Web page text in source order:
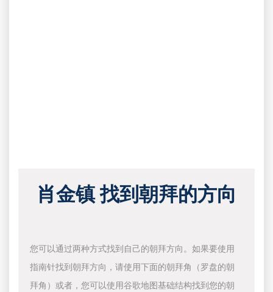
肖金镇 找到朝拜的方向
您可以通过两种方式找到自己的朝拜方向。如果要使用
指南针找到朝拜方向，请使用下面的朝拜角（罗盘的朝
拜角）或者，您可以使用谷歌地图基础结构找到您的朝